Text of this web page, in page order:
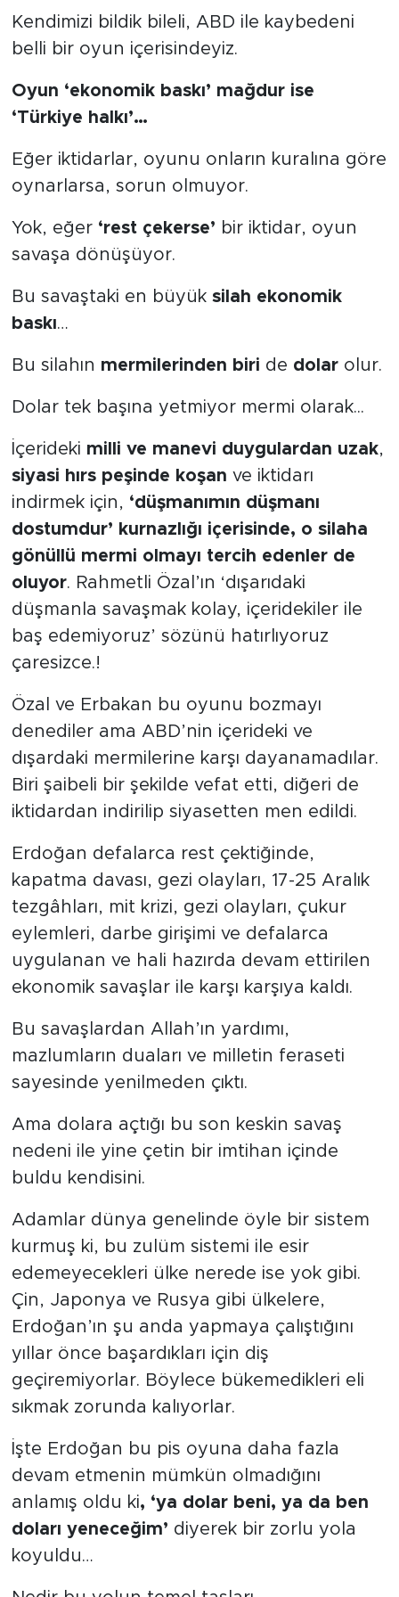
Kendimizi bildik bileli, ABD ile kaybedeni
belli bir oyun içerisindeyiz.
Oyun ‘ekonomik baskı’ mağdur ise
‘Türkiye halkı’…
Eğer iktidarlar, oyunu onların kuralına göre
oynarlarsa, sorun olmuyor.
Yok, eğer ‘rest çekerse’ bir iktidar, oyun
savaşa dönüşüyor.
Bu savaştaki en büyük silah ekonomik
baskı…
Bu silahın mermilerinden biri de dolarolur.
Dolar tek başına yetmiyor mermi olarak...
İçerideki milli ve manevi duygulardan uzak,
siyasi hırs peşinde koşan ve iktidarı
indirmek için, ‘düşmanımın düşmanı
dostumdur’ kurnazlığı içerisinde, o silaha
gönüllü mermi olmayı tercih edenler de
oluyor. Rahmetli Özal’ın ‘dışarıdaki
düşmanla savaşmak kolay, içeridekiler ile
baş edemiyoruz’ sözünü hatırlıyoruz
çaresizce.!
Özal ve Erbakan bu oyunu bozmayı
denediler ama ABD’nin içerideki ve
dışardaki mermilerine karşı dayanamadılar.
Biri şaibeli bir şekilde vefat etti, diğeri de
iktidardan indirilip siyasetten men edildi.
Erdoğan defalarca rest çektiğinde,
kapatma davası, gezi olayları, 17-25 Aralık
tezgâhları, mit krizi, gezi olayları, çukur
eylemleri, darbe girişimi ve defalarca
uygulanan ve hali hazırda devam ettirilen
ekonomik savaşlar ile karşı karşıya kaldı.
Bu savaşlardan Allah’ın yardımı,
mazlumların duaları ve milletin feraseti
sayesinde yenilmeden çıktı.
Ama dolara açtığı bu son keskin savaş
nedeni ile yine çetin bir imtihan içinde
buldu kendisini.
Adamlar dünya genelinde öyle bir sistem
kurmuş ki, bu zulüm sistemi ile esir
edemeyecekleri ülke nerede ise yok gibi.
Çin, Japonya ve Rusya gibi ülkelere,
Erdoğan’ın şu anda yapmaya çalıştığını
yıllar önce başardıkları için diş
geçiremiyorlar. Böylece bükemedikleri eli
sıkmak zorunda kalıyorlar.
İşte Erdoğan bu pis oyuna daha fazla
devam etmenin mümkün olmadığını
anlamış oldu ki, ‘ya dolar beni, ya da ben
doları yeneceğim’ diyerek bir zorlu yola
koyuldu…
Spor
Sağlık
Eğitim
Hava Durumu
Tavz Der